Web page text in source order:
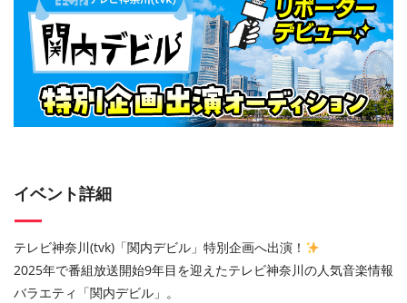
イベント詳細
テレビ神奈川(tvk)「関内デビル」特別企画へ出演！
2025年で番組放送開始9年目を迎えたテレビ神奈川の人気音楽情報
バラエティ「関内デビル」。